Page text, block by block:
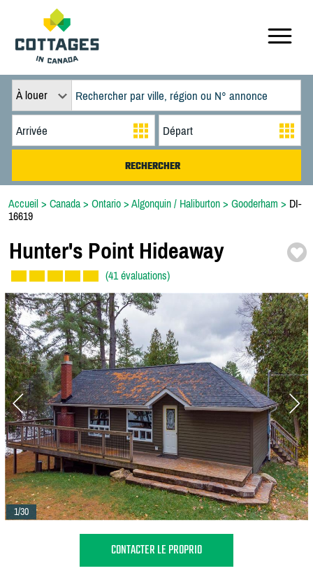
À louer
Accueil > Canada > Ontario > Algonquin / Haliburton > Gooderham > DI-
16619
Hunter's Point Hideaway
(41 évaluations)
1/30
CONTACTER LE PROPRIO